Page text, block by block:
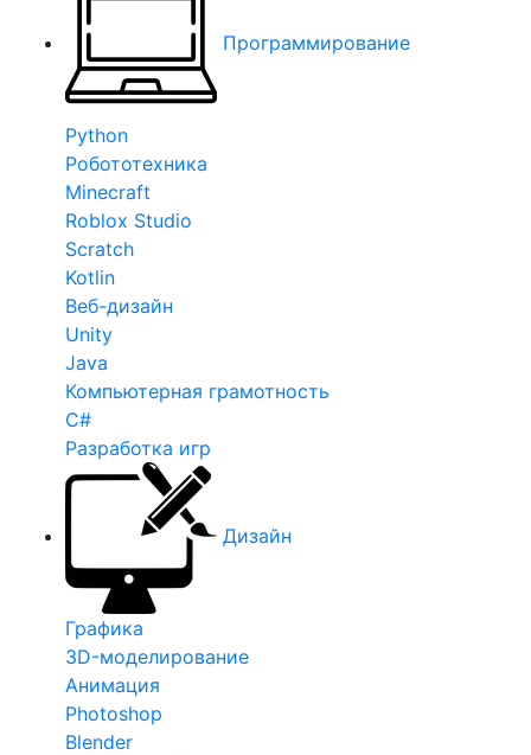
Программирование
Python
Робототехника
Minecraft
Roblox Studio
Scratch
Kotlin
Веб-дизайн
Unity
Java
Компьютерная грамотность
C#
Разработка игр
Дизайн
Графика
3D-моделирование
Анимация
Photoshop
Blender